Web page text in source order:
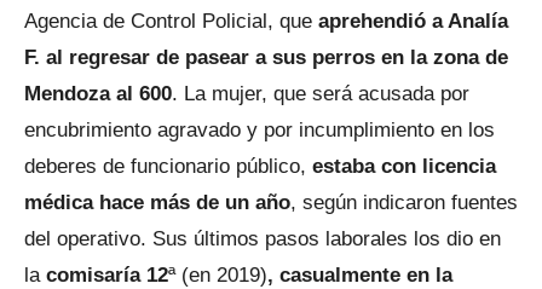
Agencia de Control Policial, que aprehendió a Analía
F. al regresar de pasear a sus perros en la zona de
Mendoza al 600. La mujer, que será acusada por
encubrimiento agravado y por incumplimiento en los
deberes de funcionario público, estaba con licencia
médica hace más de un año, según indicaron fuentes
del operativo. Sus últimos pasos laborales los dio en
la comisaría 12ª (en 2019), casualmente en la